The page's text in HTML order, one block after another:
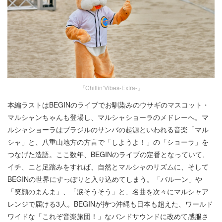
『Chillin’Vibes-Extra-』
本編ラストはBEGINのライブでお馴染みのウサギのマスコット・
マルシャンちゃんも登場し、マルシャショーラのメドレーへ。マ
ルシャショーラはブラジルのサンバの起源といわれる音楽「マル
シャ」と、八重山地方の方言で「しようよ！」の「ショーラ」を
つなげた造語。ここ数年、BEGINのライブの定番となっていて、
イチ、ニと足踏みをすれば、自然とマルシャのリズムに、そして
BEGINの世界にすっぽりと入り込めてしまう。「バルーン」や
「笑顔のまんま」、「涙そうそう」と、名曲を次々にマルシャア
レンジで届ける3人。BEGINが持つ沖縄も日本も超えた、ワールド
ワイドな「これぞ音楽旅団！」なバンドサウンドに改めて感服さ